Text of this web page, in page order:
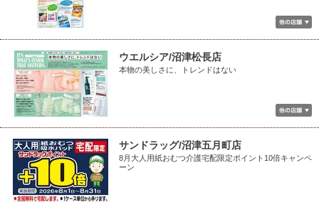
ウエルシア/沼津松長店
本物の美しさに、トレンドはない
サンドラッグ/沼津五月町店
8月大人用紙おむつ介護宅配限定ポイント10倍キャンペ
ーン